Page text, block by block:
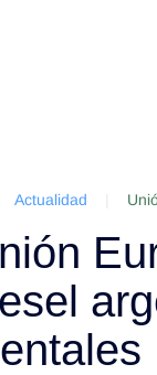
Actualidad